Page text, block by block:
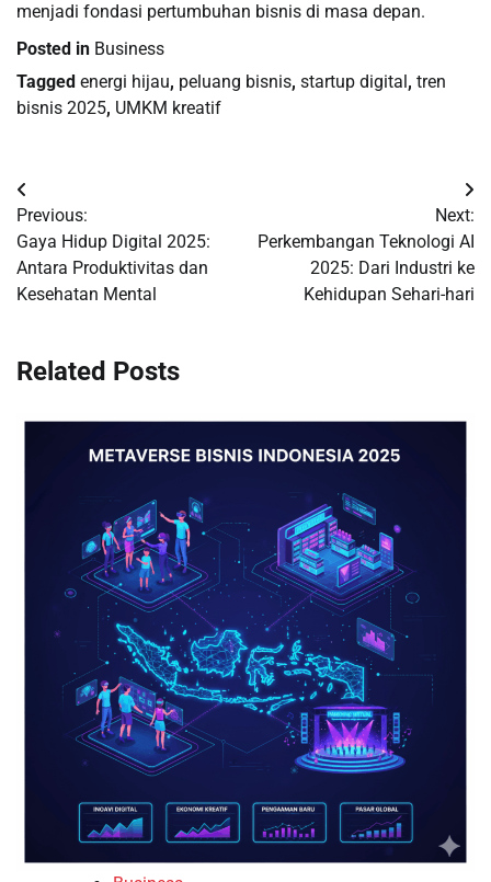
menjadi fondasi pertumbuhan bisnis di masa depan.
Posted in Business
Tagged energi hijau, peluang bisnis, startup digital, tren
bisnis 2025, UMKM kreatif
Post
navigation
Previous:
Gaya Hidup Digital 2025:
Antara Produktivitas dan
Kesehatan Mental
Next:
Perkembangan Teknologi AI
2025: Dari Industri ke
Kehidupan Sehari-hari
Related Posts